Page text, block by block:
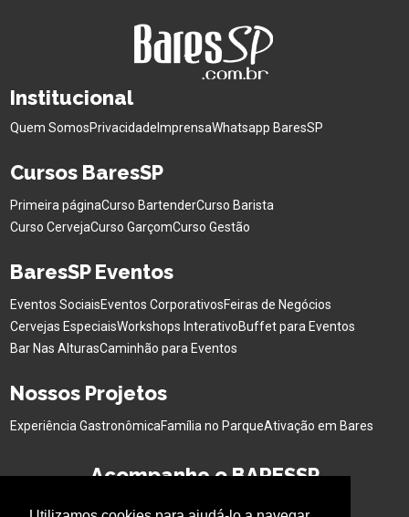
Institucional
Quem SomosPrivacidade ImprensaWhatsapp BaresSP
Cursos BaresSP
Primeira páginaCurso BartenderCurso Barista
Curso CervejaCurso GarçomCurso Gestão
BaresSP Eventos
Eventos SociaisEventos CorporativosFeiras de Negócios
Cervejas EspeciaisWorkshops InterativoBuffet para Eventos
Bar Nas AlturasCaminhão para Eventos
Nossos Projetos
Experiência GastronômicaFamília no ParqueAtivação em Bares
Acompanhe o BARESSP